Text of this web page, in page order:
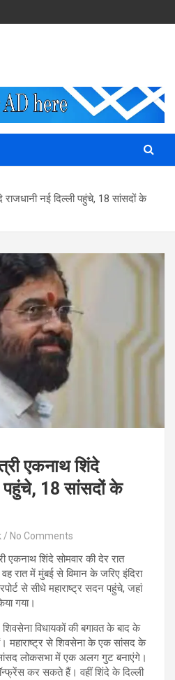
नई दिल्ली पहुंचे, 18 सांसदों के
एकनाथ शिंदे
पहुंचे, 18 सांसदों के
No Comments
एकनाथ शिंदे सोमवार की देर रात
रात में मुंबई से विमान के जरिए इंदिरा
से सीधे महाराष्ट्र सदन पहुंचे, जहां
गया।
व‍िधायकों की बगावत के बाद के
महाराष्ट्र से शिवसेना के एक सांसद के
लोकसभा में एक अलग गुट बनाएंगे।
कर सकते हैं। वहीं शिंदे के दिल्ली